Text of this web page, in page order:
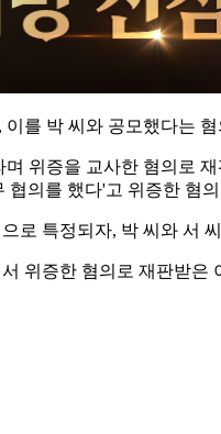
를 박 씨와 공모했다는
위증을 교사한 혐의로
협의를 했다'고 위증한 혐
로 특정되자, 박 씨와 서
위증한 혐의로 재판받